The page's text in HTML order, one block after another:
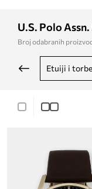
U.S. Polo
Broj odabranih
etuiji i torbe